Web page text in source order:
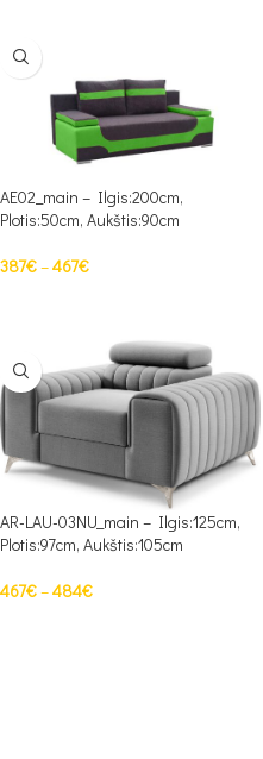
AE02_main – Ilgis:200cm,
Plotis:50cm, Aukštis:90cm
387€–467€
AR-LAU-03NU_main – Ilgis:125cm,
Plotis:97cm, Aukštis:105cm
467€–484€